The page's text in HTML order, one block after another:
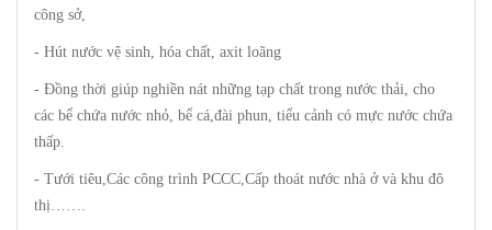
công sở,
- Hút nước vệ sinh, hóa chất, axit loãng
- Đồng thời giúp nghiền nát những tạp chất trong nước thải, cho
các bể chứa nước nhỏ, bể cá,đài phun, tiểu cảnh có mực nước chứa
thấp.
- Tưới tiêu,Các công trình PCCC,Cấp thoát nước nhà ở và khu đô
thị…….